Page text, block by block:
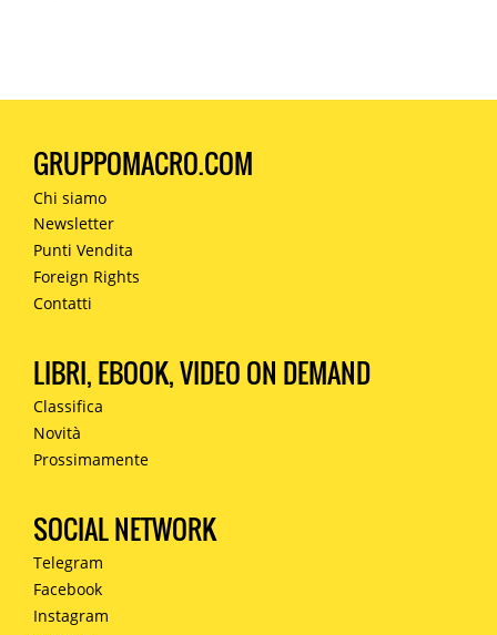
GRUPPOMACRO.COM
Chi siamo
Newsletter
Punti Vendita
Foreign Rights
Contatti
LIBRI, EBOOK, VIDEO ON DEMAND
Classifica
Novità
Prossimamente
SOCIAL NETWORK
Telegram
Facebook
Instagram